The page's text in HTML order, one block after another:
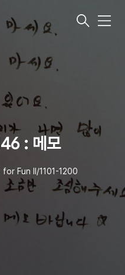
메
: 메모
Fun Ⅱ/1101-1200